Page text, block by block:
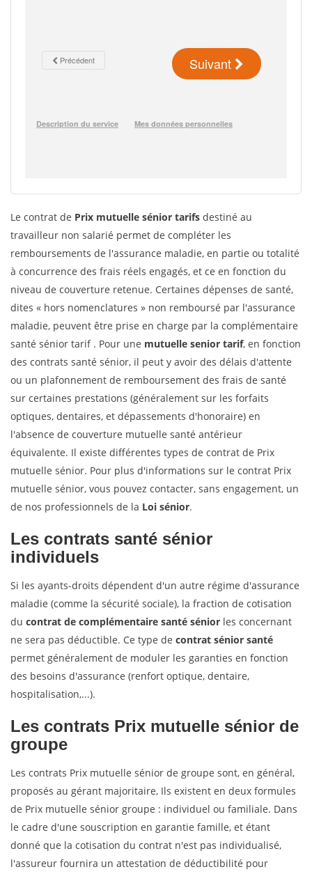
Le contrat de Prix mutuelle sénior tarifs destiné au
travailleur non salarié permet de compléter les
remboursements de l'assurance maladie, en partie ou totalité
à concurrence des frais réels engagés, et ce en fonction du
niveau de couverture retenue. Certaines dépenses de santé,
dites « hors nomenclatures » non remboursé par l'assurance
maladie, peuvent être prise en charge par la complémentaire
santé sénior tarif . Pour une mutuelle senior tarif, en fonction
des contrats santé sénior, il peut y avoir des délais d'attente
ou un plafonnement de remboursement des frais de santé
sur certaines prestations (généralement sur les forfaits
optiques, dentaires, et dépassements d'honoraire) en
l'absence de couverture mutuelle santé antérieur
équivalente. Il existe différentes types de contrat de Prix
mutuelle sénior. Pour plus d'informations sur le contrat Prix
mutuelle sénior, vous pouvez contacter, sans engagement, un
de nos professionnels de la Loi sénior.
Les contrats santé sénior
individuels
Si les ayants-droits dépendent d'un autre régime d'assurance
maladie (comme la sécurité sociale), la fraction de cotisation
du contrat de complémentaire santé sénior les concernant
ne sera pas déductible. Ce type de contrat sénior santé
permet généralement de moduler les garanties en fonction
des besoins d'assurance (renfort optique, dentaire,
hospitalisation,...).
Les contrats Prix mutuelle sénior de
groupe
Les contrats Prix mutuelle sénior de groupe sont, en général,
proposés au gérant majoritaire, Ils existent en deux formules
de Prix mutuelle sénior groupe : individuel ou familiale. Dans
le cadre d'une souscription en garantie famille, et étant
donné que la cotisation du contrat n'est pas individualisé,
l'assureur fournira un attestation de déductibilité pour